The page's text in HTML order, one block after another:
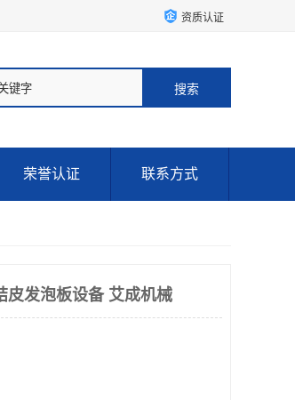
资质认证
荣誉认证 联系方式
皮发泡板设备 艾成机械